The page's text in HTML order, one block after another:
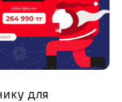
для